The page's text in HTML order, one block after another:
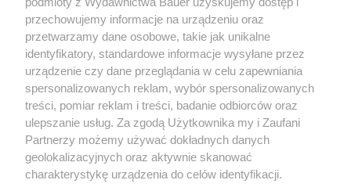
LORUS - 20%
Love and Hate - 20%
LOVELY - 30%
Lubiana - 20%
LUKANIWEAR - 20%
przechowujemy informacje na urządzeniu oraz
przetwarzamy dane osobowe, takie jak unikalne
identyfikatory, standardowe informacje wysyłane przez
urządzenie czy dane przeglądania w celu zapewniania
spersonalizowanych reklam, wybór spersonalizowanych
treści, pomiar reklam i treści, badanie odbiorców oraz
ulepszanie usług. Za zgodą Użytkownika my i Zaufani
Partnerzy możemy używać dokładnych danych
geolokalizacyjnych oraz aktywnie skanować
charakterystykę urządzenia do celów identyfikacji.